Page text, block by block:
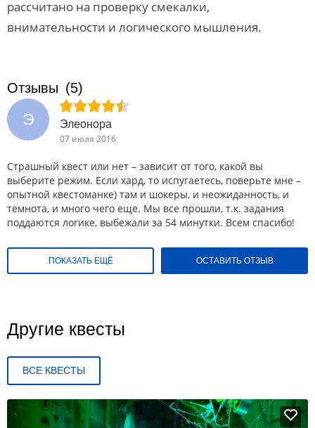
рассчитано на проверку смекалки,
внимательности и логического мышления.
Отзывы (5)
Э
Элеонора
07 июля 2016
Страшный квест или нет – зависит от того, какой вы
выберите режим. Если хард, то испугаетесь, поверьте мне –
опытной квестоманке) там и шокеры, и неожиданность, и
темнота, и много чего еще. Мы все прошли, т.к. задания
поддаются логике, выбежали за 54 минутки. Всем спасибо!
ПОКАЗАТЬ ЕЩЁ ОСТАВИТЬ ОТЗЫВ
Другие квесты
ВСЕ КВЕСТЫ